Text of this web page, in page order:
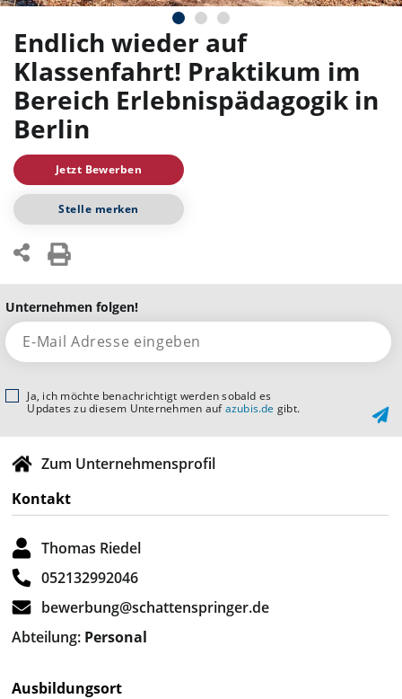
Endlich wieder auf
Klassenfahrt! Praktikum im
Bereich Erlebnispädagogik in
Berlin
Jetzt Bewerben
Stelle merken
Unternehmen folgen!
Ja, ich möchte benachrichtigt werden sobald es
Updates zu diesem Unternehmen aufazubis.de gibt.
Zum Unternehmensprofil
Kontakt
Thomas Riedel
052132992046
bewerbung@schattenspringer.de
Abteilung: Personal
Ausbildungsort